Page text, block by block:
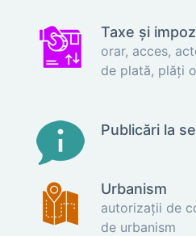
Taxe și
orar, acces,
de plată, plăți
Publicări la
Urbanism
autorizaţii de
de urbanism